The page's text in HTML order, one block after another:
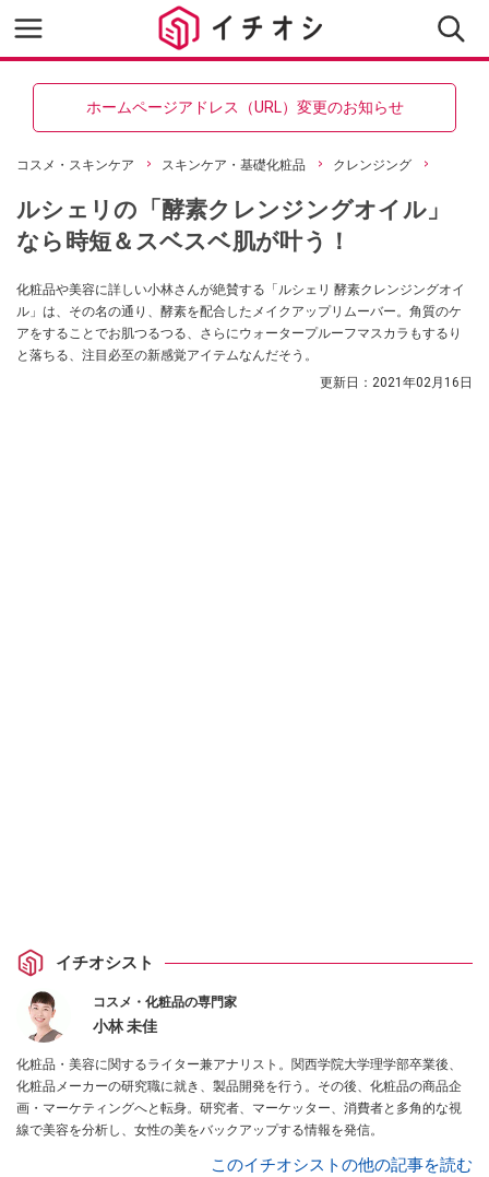
ホームページアドレス（URL）変更のお知らせ
コスメ・スキンケア スキンケア・基礎化粧品 クレンジング
ルシェリの「酵素クレンジングオイル」
なら時短＆スベスベ肌が叶う！
化粧品や美容に詳しい小林さんが絶賛する「ルシェリ 酵素クレンジングオイ
ル」は、その名の通り、酵素を配合したメイクアップリムーバー。角質のケ
アをすることでお肌つるつる、さらにウォータープルーフマスカラもするり
と落ちる、注目必至の新感覚アイテムなんだそう。
更新日： 2021年02月16日
イチオシスト
コスメ・化粧品の専門家
小林 未佳
化粧品・美容に関するライター兼アナリスト。関西学院大学理学部卒業後、
化粧品メーカーの研究職に就き、製品開発を行う。その後、化粧品の商品企
画・マーケティングへと転身。研究者、マーケッター、消費者と多角的な視
線で美容を分析し、女性の美をバックアップする情報を発信。
このイチオシストの他の記事を読む